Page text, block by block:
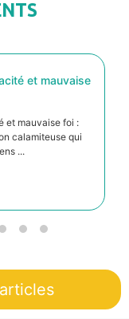
et mauvaise
et mauvaise foi :
calamiteuse qui
...